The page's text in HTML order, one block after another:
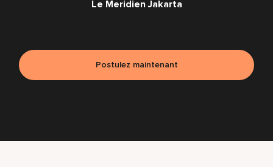
Le Meridien Jakarta
Postulez maintenant